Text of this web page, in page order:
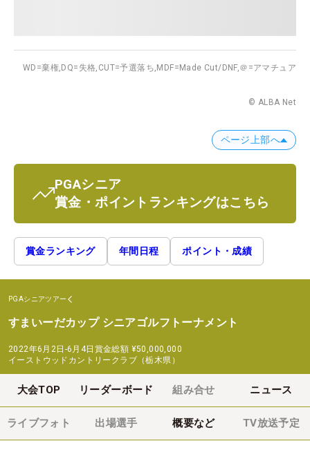
WD=棄権, DQ=失格, CUT=予選落ち, MDF=Made Cut/DNF,＠=アマチュア
© ALBA Net
ページ上部へ
PGAシニア
賞金・ポイントランキングはこちら
賞金ランキング 年間日程 ポイント・成績
PGAシニアツアー
すまいーだカップ シニアゴルフトーナメント
2022年6月2日-6月4日 賞金総額 ¥50,000,000
イーストウッドカントリークラブ（栃木県）
大会TOP リーダーボード 組み合せ ニュース
ライブフォト 出場選手 概要など TV放送予定